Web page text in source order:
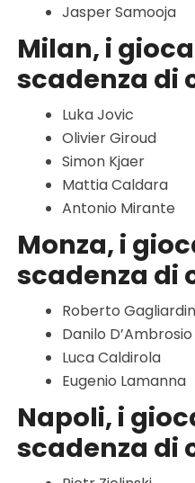
Jasper Samooja
Milan, i
scadenza di
Luka Jovic
Olivier Giroud
Simon Kjaer
Mattia Caldara
Antonio Mirante
Monza, i
scadenza di
Roberto
Danilo D’Ambrosio
Luca Caldirola
Eugenio Lamanna
Napoli, i
scadenza di